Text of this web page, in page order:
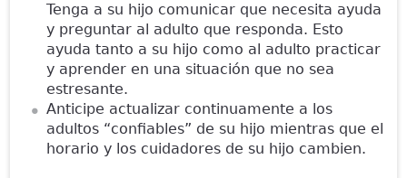
Tenga a su hijo comunicar que necesita ayuda
y preguntar al adulto que responda. Esto
ayuda tanto a su hijo como al adulto practicar
y aprender en una situación que no sea
estresante.
Anticipe actualizar continuamente a los
adultos “confiables” de su hijo mientras que el
horario y los cuidadores de su hijo cambien.